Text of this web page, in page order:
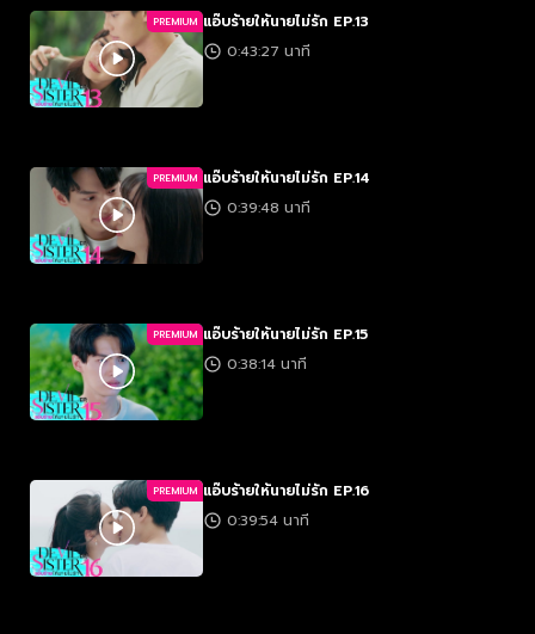
PREMIUM แอ๊บร้ายให้นายไม่รัก EP.13
0:43:27 นาที
PREMIUM แอ๊บร้ายให้นายไม่รัก EP.14
0:39:48 นาที
PREMIUM แอ๊บร้ายให้นายไม่รัก EP.15
0:38:14 นาที
PREMIUM แอ๊บร้ายให้นายไม่รัก EP.16
0:39:54 นาที